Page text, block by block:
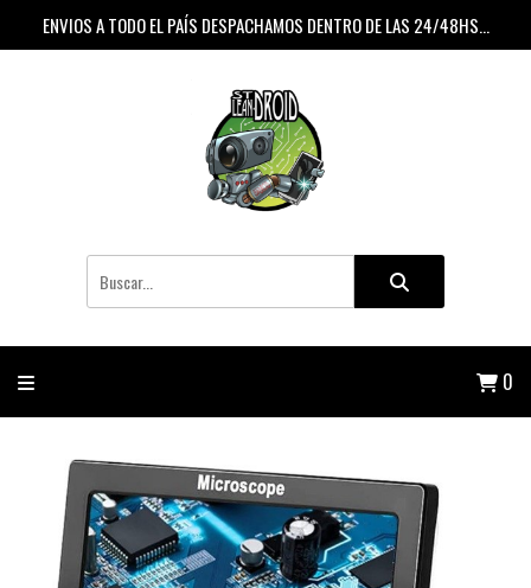
ENVIOS A TODO EL PAÍS DESPACHAMOS DENTRO DE LAS 24/48HS...
0